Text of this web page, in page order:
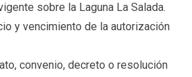
sobre la Laguna La Salada.
y vencimiento de la autorización
convenio, decreto o resolución